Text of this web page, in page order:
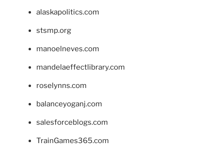
alaskapolitics.com
stsmp.org
manoelneves.com
mandelaeffectlibrary.com
roselynns.com
balanceyoganj.com
salesforceblogs.com
TrainGames365.com